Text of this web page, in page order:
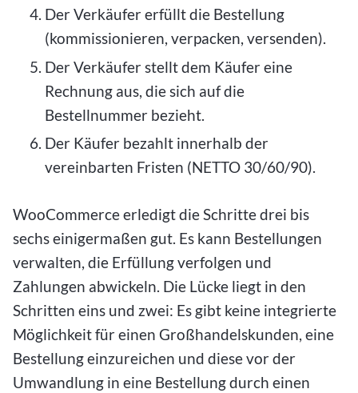
Der Verkäufer erfüllt die Bestellung
(kommissionieren, verpacken, versenden).
Der Verkäufer stellt dem Käufer eine
Rechnung aus, die sich auf die
Bestellnummer bezieht.
Der Käufer bezahlt innerhalb der
vereinbarten Fristen (NETTO 30/60/90).
WooCommerce erledigt die Schritte drei bis
sechs einigermaßen gut. Es kann Bestellungen
verwalten, die Erfüllung verfolgen und
Zahlungen abwickeln. Die Lücke liegt in den
Schritten eins und zwei: Es gibt keine integrierte
Möglichkeit für einen Großhandelskunden, eine
Bestellung einzureichen und diese vor der
Umwandlung in eine Bestellung durch einen